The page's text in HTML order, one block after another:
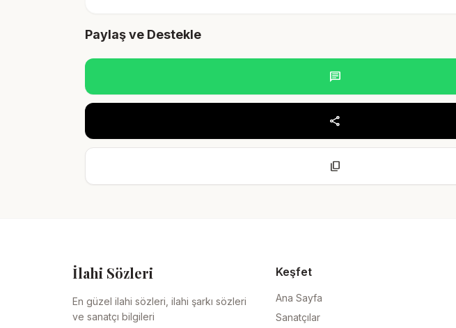
Paylaş ve Destekle
chat
share
content_copy
İlahi Sözleri
En güzel ilahi sözleri, ilahi şarkı sözleri
ve sanatçı bilgileri
Keşfet
Ana Sayfa
Sanatçılar